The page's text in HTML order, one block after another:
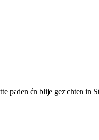
paden én blije gezichten in